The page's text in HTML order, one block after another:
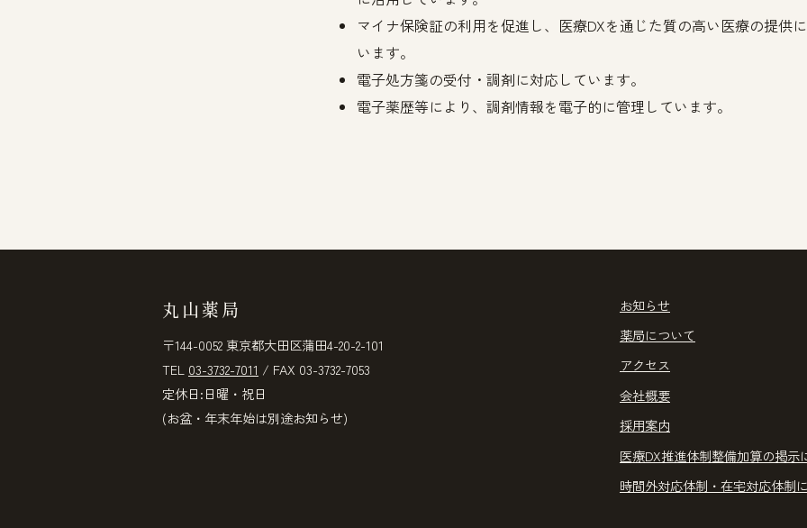
マイナ保険証の利用を促進し、医療DXを通じた質の高い医療の提供
います。
電子処方箋の受付・調剤に対応しています。
電子薬歴等により、調剤情報を電子的に管理しています。
丸山薬局
〒144-0052 東京都大田区蒲田4-20-2-101
TEL 03-3732-7011 / FAX 03-3732-7053
定休日:日曜・祝日
(お盆・年末年始は別途お知らせ)
お知らせ
薬局について
アクセス
会社概要
採用案内
医療DX推進体制整備加算の掲示
時間外対応体制・在宅対応体制